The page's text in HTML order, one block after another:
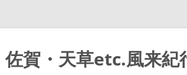
賀・天草etc.風来紀